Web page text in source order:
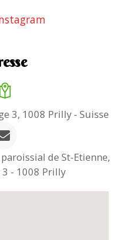
3, 1008 Prilly - Suisse
de St-Etienne,
- 1008 Prilly